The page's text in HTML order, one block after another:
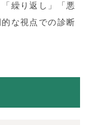
繰り返し」「悪
な視点での診断